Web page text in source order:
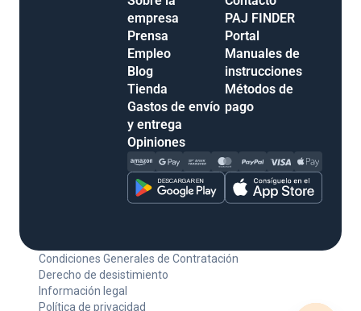
Prensa
Empleo
Blog
Tienda
Gastos de envío y
entrega
Opiniones
PAJ FINDER
Portal
Manuales de
instrucciones
Métodos de pago
Derecho de desistimiento
Información legal
Política de privacidad
Accesibilidad